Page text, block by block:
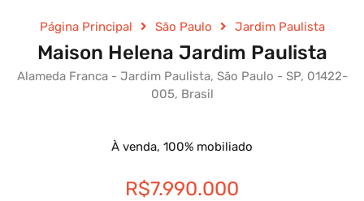
Página Principal São Paulo Jardim Paulista
Maison Helena Jardim Paulista
Alameda Franca - Jardim Paulista, São Paulo - SP, 01422-
005, Brasil
À venda, 100% mobiliado
R$7.990.000